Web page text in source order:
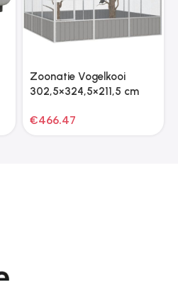
Zoonatie Vogelkooi
302,5×324,5×211,5 cm
€466.47